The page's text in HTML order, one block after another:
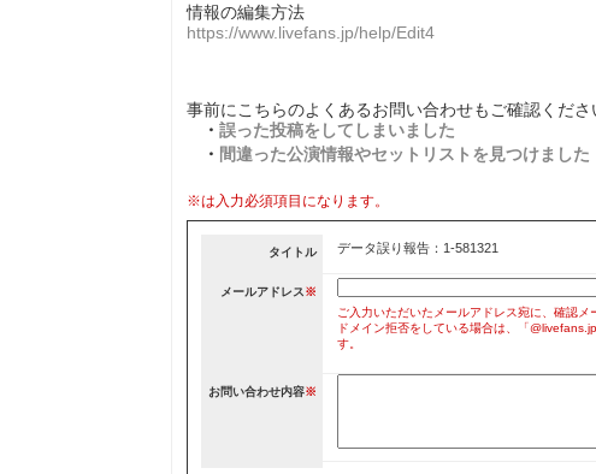
情報の編集方法
https://www.livefans.jp/help/Edit4
事前にこちらのよくあるお問い合わせもご確認くださ
・ 誤った投稿をしてしまいました
・ 間違った公演情報やセットリストを見つけました
※は入力必須項目になります。
タイトル データ誤り報告：1-581321
メールアドレス※
ご入力いただいたメールアドレス宛に、確認メ
ドメイン拒否をしている場合は、「
す。
お問い合わせ内容※